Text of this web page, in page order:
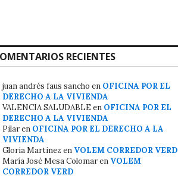
RECIENTES
juan andrés faus sancho en OFICINA POR EL
DERECHO A LA VIVIENDA
VALENCIA SALUDABLE en OFICINA POR EL
DERECHO A LA VIVIENDA
Pilaren OFICINA POR EL DERECHO A LA
VIVIENDA
Gloria Martinez en VOLEM CORREDOR VERD
María José Mesa Colomaren VOLEM
CORREDOR VERD